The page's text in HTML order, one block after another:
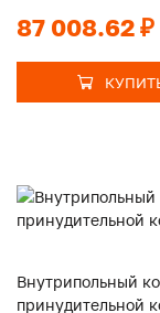
87 008.62 ₽
Внутрипольный
принудительной